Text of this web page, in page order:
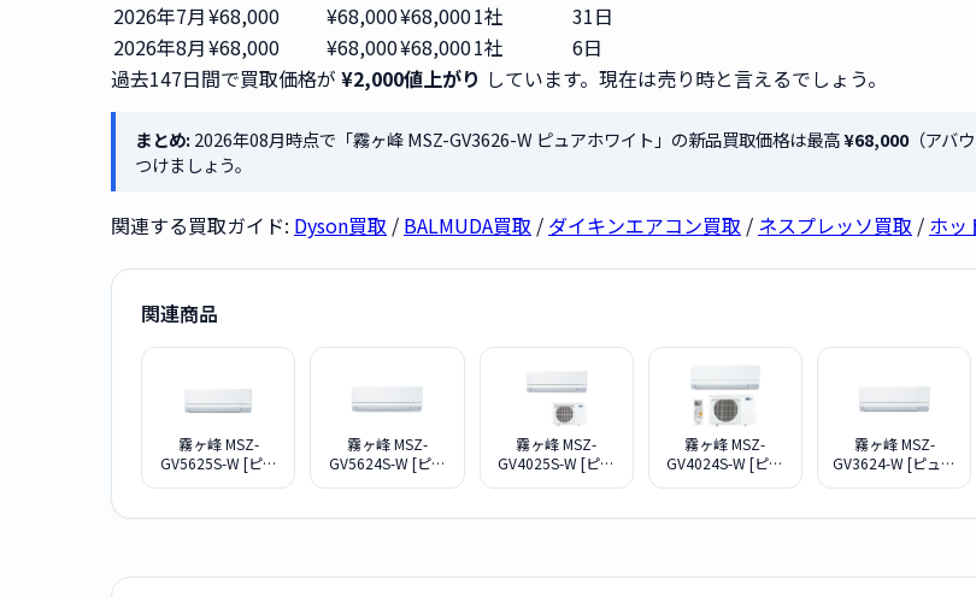
2026年7月¥68,000 ¥68,000¥68,0001社
31日
2026年8月¥68,000 ¥68,000¥68,0001社
6日
過去147日間で買取価格が ¥2,000値上がり しています。現在は売り時と言えるでしょう。
まとめ:2026年08月時点で「霧ヶ峰 MSZ-GV3626-W ピュアホワイト」の新品買取価格は最高¥68,000（アバ
つけましょう。
関連する買取ガイド: Dyson買取 / BALMUDA買取 / ダイキンエアコン買取 / ネスプレッソ買取 / ホッ
関連商品
霧ヶ峰 MSZ-
GV5625S-W [ピュ
霧ヶ峰 MSZ-
GV5624S-W [ピュ
霧ヶ峰 MSZ-
GV4025S-W [ピュ
霧ヶ峰 MSZ-
GV4024S-W [ピュ
霧ヶ峰 MSZ-
GV3624-W [ピュア